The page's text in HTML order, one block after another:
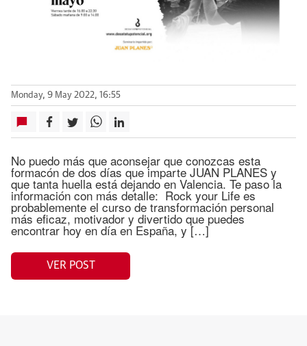
Monday, 9 May 2022, 16:55
No puedo más que aconsejar que conozcas esta
formacón de dos días que imparte JUAN PLANES y
que tanta huella está dejando en Valencia. Te paso la
información con más detalle: Rock your Life es
probablemente el curso de transformación personal
más eficaz, motivador y divertido que puedes
encontrar hoy en día en España, y […]
VER POST